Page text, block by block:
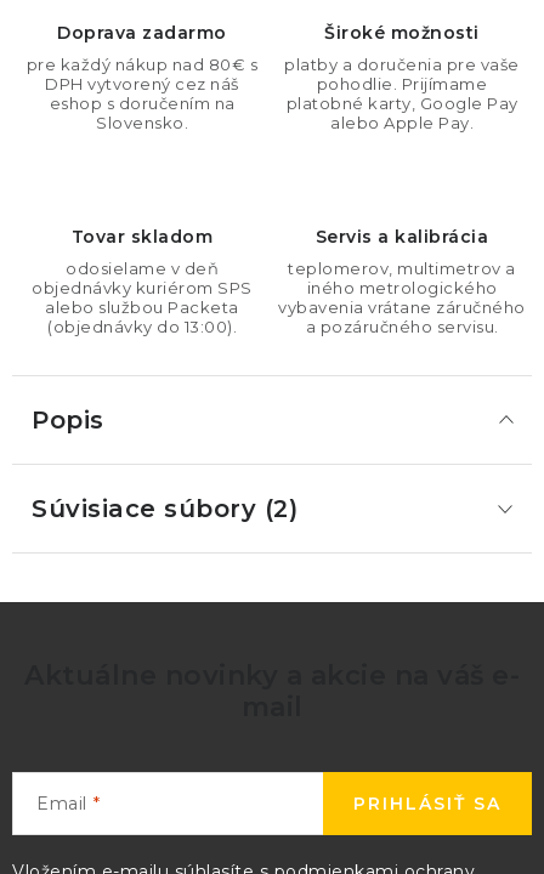
Doprava zadarmo
pre každý nákup nad 80€ s
DPH vytvorený cez náš
eshop s doručením na
Slovensko.
Široké možnosti
platby a doručenia pre vaše
pohodlie. Prijímame
platobné karty, Google Pay
alebo Apple Pay.
Tovar skladom
odosielame v deň
objednávky kuriérom SPS
alebo službou Packeta
(objednávky do 13:00).
Servis a kalibrácia
teplomerov, multimetrov a
iného metrologického
vybavenia vrátane záručného
a pozáručného servisu.
Popis
Súvisiace súbory (2)
Email PRIHLÁSIŤ SA